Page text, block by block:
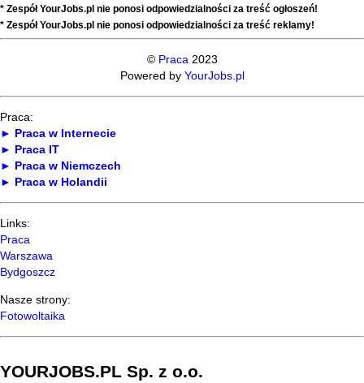
* Zespół YourJobs.pl nie ponosi odpowiedzialności za treść ogłoszeń!
* Zespół YourJobs.pl nie ponosi odpowiedzialności za treść reklamy!
© Praca2023
Powered by YourJobs.pl
Praca:
► Praca w Internecie
► Praca IT
► Praca w Niemczech
► Praca w Holandii
Links:
Praca
Warszawa
Bydgoszcz
Nasze strony:
Fotowoltaika
YOURJOBS.PL Sp. z o.o.